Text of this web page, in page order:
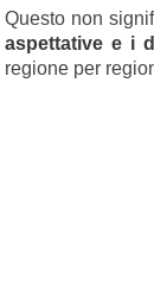
Questo non
aspettative e i
regione per